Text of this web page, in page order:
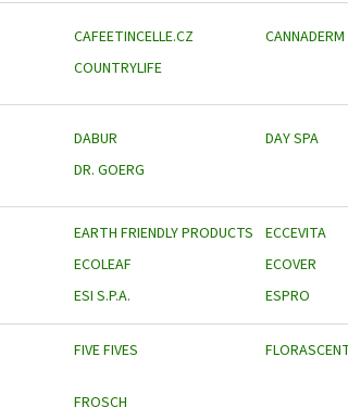
CAFEETINCELLE.CZ CANNADERM
COUNTRYLIFE
DABUR DAY SPA
DR. GOERG
EARTH FRIENDLY PRODUCTS ECCEVITA
ECOLEAF
ECOVER
ESI S.P.A.
ESPRO
FIVE FIVES
FROSCH